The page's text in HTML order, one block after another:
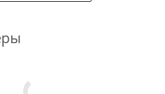
труба может
ГОСТ 30245-2003
по прочности и